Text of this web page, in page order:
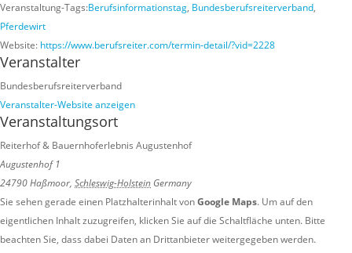
Veranstaltung-Tags:Berufsinformationstag, Bundesberufsreiterverband,
Pferdewirt
Website: https://www.berufsreiter.com/termin-detail/?vid=2228
Veranstalter
Bundesberufsreiterverband
Veranstalter-Website anzeigen
Veranstaltungsort
Reiterhof & Bauernhoferlebnis Augustenhof
Augustenhof 1
24790 Haßmoor, Schleswig-Holstein Germany
Sie sehen gerade einen Platzhalterinhalt vonGoogle Maps. Um auf den
eigentlichen Inhalt zuzugreifen, klicken Sie auf die Schaltfläche unten. Bitte
beachten Sie, dass dabei Daten an Drittanbieter weitergegeben werden.